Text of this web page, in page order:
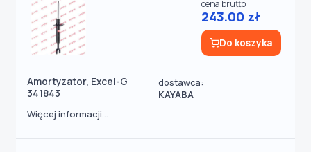
Amortyzator, Excel-G
341843
dostawca:
KAYABA
cena brutto:
243.00 zł
Do koszyka
Więcej informacji...